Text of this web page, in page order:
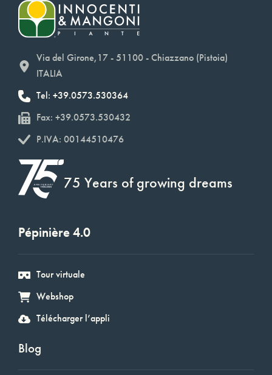
Via del Girone,17 - 51100 - Chiazzano (Pistoia)
ITALIA
Tel: +39.0573.530364
Fax: +39.0573.530432
P.IVA: 00144510476
75 Years of growing dreams
Pépinière 4.0
Tour virtuale
Webshop
Télécharger l’appli
Blog